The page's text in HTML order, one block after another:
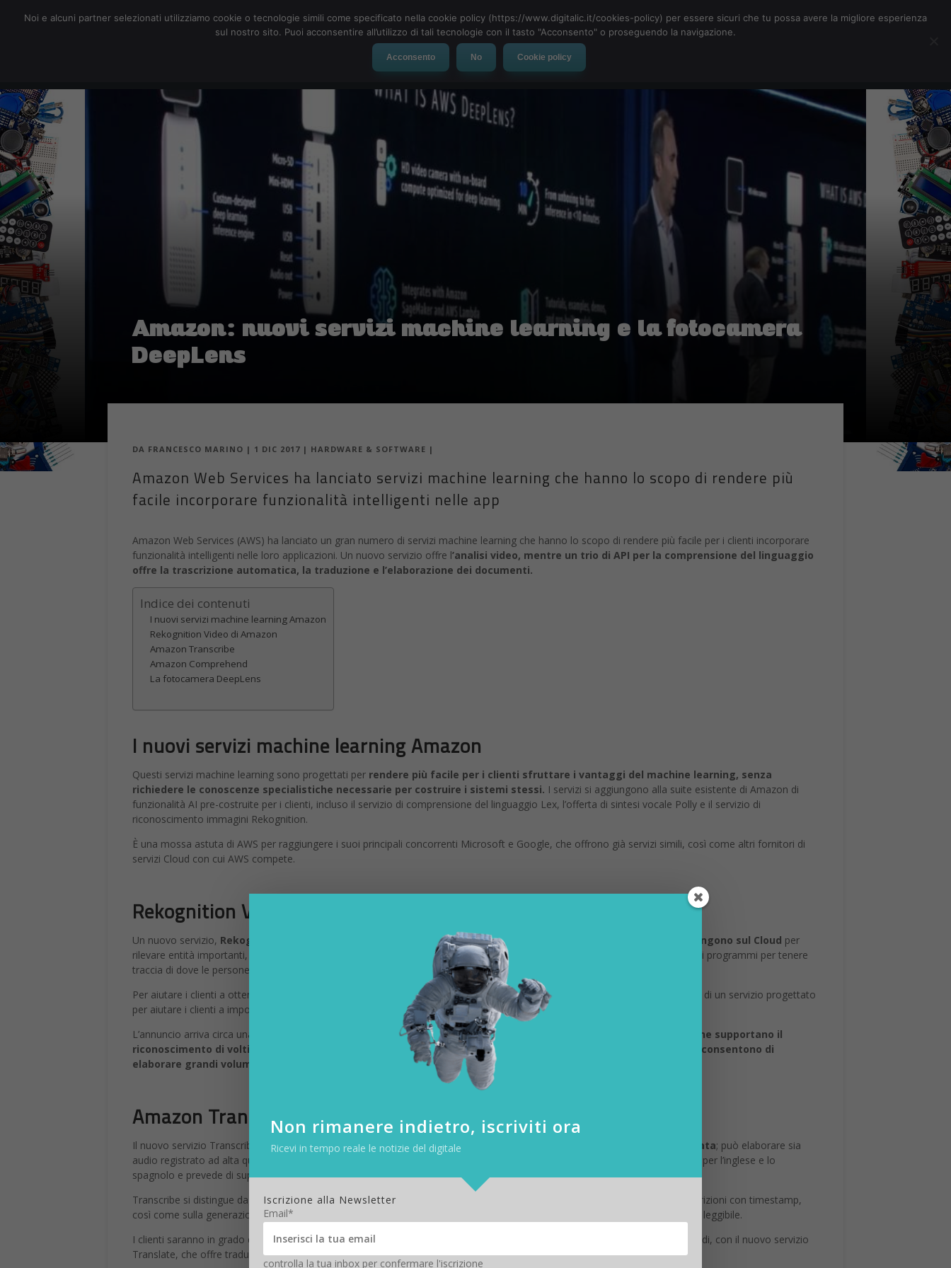
Social Network App Automotive Tech-News
Amazon: nuovi servizi machine learning e la fotocamera
DeepLens
DA FRANCESCO MARINO | 1 DIC 2017 | HARDWARE & SOFTWARE |
Amazon Web Services ha lanciato servizi machine learning che hanno lo scopo di rendere più
facile incorporare funzionalità intelligenti nelle app
Amazon Web Services (AWS) ha lanciato un gran numero di servizi machine learning che hanno lo scopo di rendere più facile per i clienti incorporare
funzionalità intelligenti nelle loro applicazioni. Un nuovo servizio offre l’analisi video, mentre un trio di API per la comprensione del linguaggio
offre la trascrizione automatica, la traduzione e l’elaborazione dei documenti.
Indice dei contenuti
I nuovi servizi machine learning Amazon
Rekognition Video di Amazon
Amazon Transcribe
Amazon Comprehend
La fotocamera DeepLens
I nuovi servizi machine learning Amazon
Questi servizi machine learning sono progettati per rendere più facile per i clienti sfruttare i vantaggi del machine learning, senza
richiedere le conoscenze specialistiche necessarie per costruire i sistemi stessi. I servizi si aggiungono alla suite esistente di Amazon di
funzionalità AI pre-costruite per i clienti, incluso il servizio di comprensione del linguaggio Lex, l’offerta di sintesi vocale Polly e il servizio di
riconoscimento immagini Rekognition.
È una mossa astuta di AWS per raggiungere i suoi principali concorrenti Microsoft e Google, che offrono già servizi simili, così come altri fornitori di
servizi Cloud con cui AWS compete.
Rekognition Video di Amazon
Un nuovo servizio, Rekognition Video, consentirà inoltre ai clienti di analizzare automaticamente i filmati che tengono sul Cloud per
rilevare entità importanti, il sentiment, celebrità e altro ancora. Offre anche la possibilità di fornire le informazioni necessari ai programmi per tenere
traccia di dove le persone si trovano all’interno di una scena.
Per aiutare i clienti a ottenere tutte le informazioni video pertinenti nel Cloud, AWS ha lanciato Kinesis Video Stream: si tratta di un servizio progettato
per aiutare i clienti a importare e archiviare in modo sicuro video, audio e altri dati codificati nel tempo.
L’annuncio arriva circa una settimana dopo che AWS ha annunciatoaggiornamenti al suo servizio di riconoscimento che supportano il
riconoscimento di volti nelle foto di folle, insieme a funzionalità di corrispondenza facciale in tempo reale che consentono di
elaborare grandi volumi di foto per l’abbinamento con un database centrale di volti.
Amazon Transcribe
Il nuovo servizio Transcribe, come il nome suggerisce, offrirà latrascrizione automatica di conversazioni di lunga durata; può elaborare sia
audio registrato ad alta qualità, che registrazioni delle conversazioni telefoniche. AWS sta avviando il servizio con il supporto per l’inglese e lo
spagnolo e prevede di supportare presto altre lingue.
Transcribe si distingue dagli altri servizi machine learning di riconoscimento vocale concentrandosi sulla generazione di trascrizioni con timestamp,
così come sulla generazione automatica della punteggiatura che utilizza il machine learning per rendere il testo risultante più leggibile.
I clienti saranno in grado di tradurre il testo che hanno in AWS, sia che venga elaborato da Transcribe o importato in altri modi, con il nuovo servizio
Translate, che offre traduzioni automatiche basate sul machine learning per qualsiasi testo inserito.
Non rimanere indietro, iscriviti ora
Ricevi in tempo reale le notizie del digitale
Iscrizione alla Newsletter
Email*
controlla la tua inbox per confermare l'iscrizione
Noi e alcuni partner selezionati utilizziamo cookie o tecnologie simili come specificato nella cookie policy (https://www.digitalic.it/cookies-policy) per essere sicuri che tu possa avere la migliore esperienza
sul nostro sito. Puoi acconsentire all’utilizzo di tali tecnologie con il tasto "Acconsento" o proseguendo la navigazione.
Acconsento No Cookie policy